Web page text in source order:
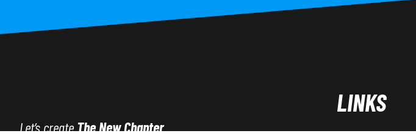
Let’s createThe New Chapter
LINKS